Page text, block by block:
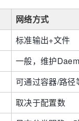
网络方式
标准输出+文件
一般，维护
可通过容器/路径
取决于配置数